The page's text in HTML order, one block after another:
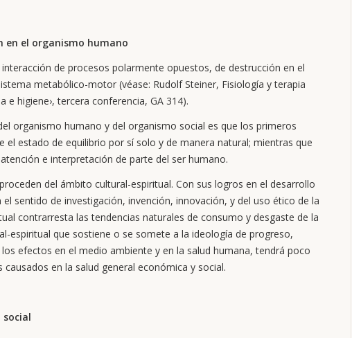
en el organismo humano
de procesos polarmente opuestos, de destrucción en el
metabólico-motor (véase: Rudolf Steiner, Fisiología y terapia
e higiene›, tercera conferencia, GA 314).
organismo humano y del organismo social es que los primeros
el estado de equilibrio por sí solo y de manera natural; mientras que
e interpretación de parte del ser humano.
del ámbito cultural-espiritual. Con sus logros en el desarrollo
sentido de investigación, invención, innovación, y del uso ético de la
contrarresta las tendencias naturales de consumo y desgaste de la
espiritual que sostiene o se somete a la ideología de progreso,
efectos en el medio ambiente y en la salud humana, tendrá poco
en la salud general económica y social.